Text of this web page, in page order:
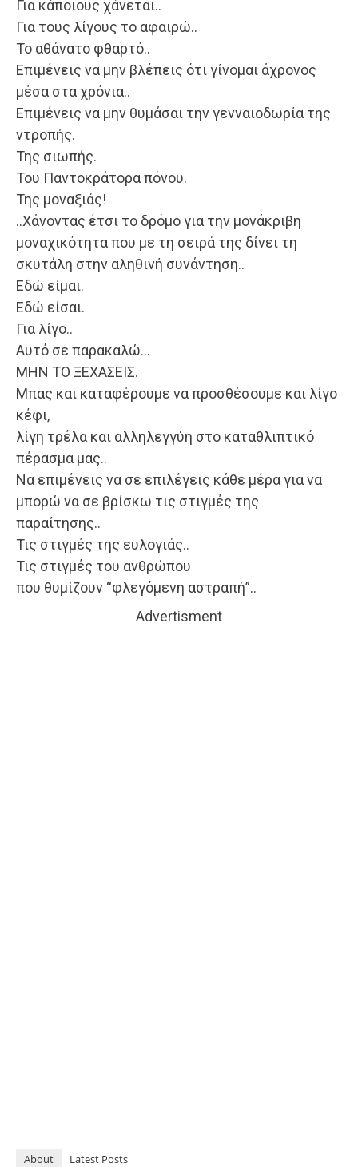
Για κάποιους χάνεται..
Για τους λίγους το αφαιρώ..
Το αθάνατο φθαρτό..
Επιμένεις να μην βλέπεις ότι γίνομαι άχρονος
μέσα στα χρόνια..
Επιμένεις να μην θυμάσαι την γενναιοδωρία της
ντροπής.
Της σιωπής.
Του Παντοκράτορα πόνου.
Της μοναξιάς!
..Χάνοντας έτσι το δρόμο για την μονάκριβη
μοναχικότητα που με τη σειρά της δίνει τη
σκυτάλη στην αληθινή συνάντηση..
Εδώ είμαι.
Εδώ είσαι.
Για λίγο..
Αυτό σε παρακαλώ…
ΜΗΝ ΤΟ ΞΕΧΑΣΕΙΣ.
Μπας και καταφέρουμε να προσθέσουμε και λίγο
κέφι,
λίγη τρέλα και αλληλεγγύη στο καταθλιπτικό
πέρασμα μας..
Να επιμένεις να σε επιλέγεις κάθε μέρα για να
μπορώ να σε βρίσκω τις στιγμές της
παραίτησης..
Τις στιγμές της ευλογιάς..
Τις στιγμές του ανθρώπου
που θυμίζουν “φλεγόμενη αστραπή”..
Advertisment
About Latest Posts